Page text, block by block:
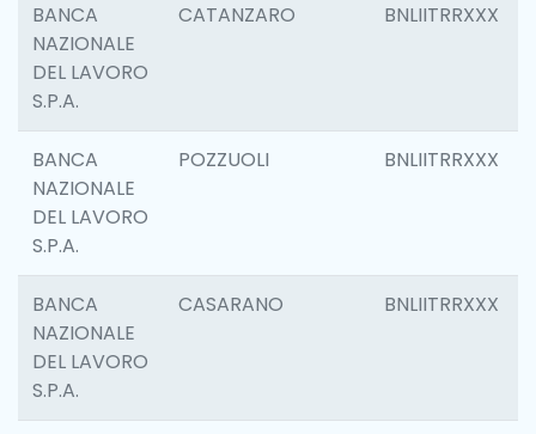
BANCA
NAZIONALE
DEL LAVORO
S.P.A.
CATANZARO BNLIITRRXXX
BANCA
NAZIONALE
DEL LAVORO
S.P.A.
POZZUOLI BNLIITRRXXX
BANCA
NAZIONALE
DEL LAVORO
S.P.A.
CASARANO BNLIITRRXXX